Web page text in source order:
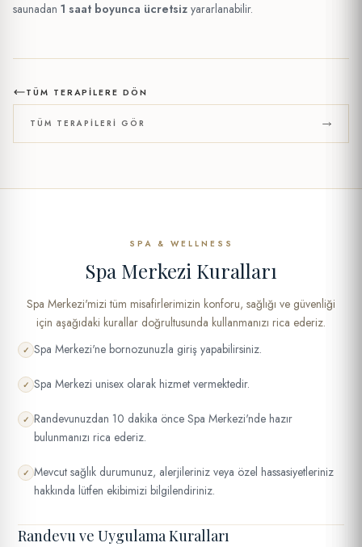
saunadan 1 saat boyunca ücretsiz yararlanabilir.
TÜM TERAPILERE DÖN
TÜM TERAPILERI GÖR
SPA & WELLNESS
Spa Merkezi Kuralları
Spa Merkezi'mizi tüm misafirlerimizin konforu, sağlığı ve güvenliği
için aşağıdaki kurallar doğrultusunda kullanmanızı rica ederiz.
✓ Spa Merkezi'ne bornozunuzla giriş yapabilirsiniz.
✓ Spa Merkezi unisex olarak hizmet vermektedir.
✓ Randevunuzdan 10 dakika önce Spa Merkezi'nde hazır
bulunmanızı rica ederiz.
✓ Mevcut sağlık durumunuz, alerjileriniz veya özel hassasiyetleriniz
hakkında lütfen ekibimizi bilgilendiriniz.
Randevu ve Uygulama Kuralları